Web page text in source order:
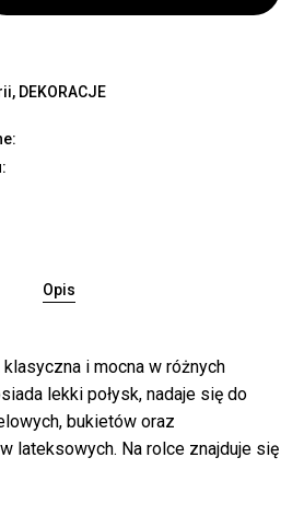
, DEKORACJE
Opis
i mocna w różnych
lekki połysk, nadaje się do
bukietów oraz
lateksowych. Na rolce znajduje się